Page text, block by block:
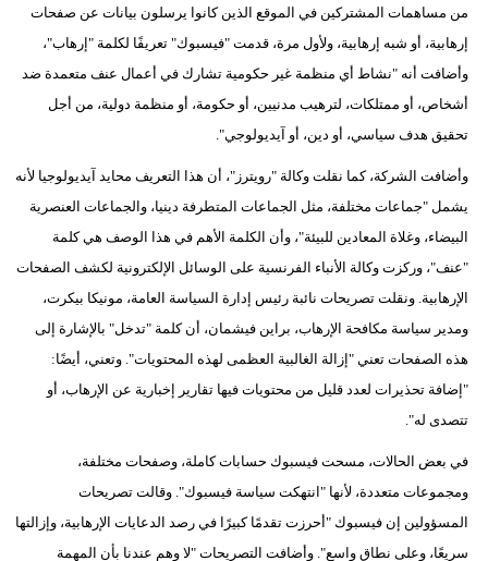
من مساهمات المشتركين في الموقع الذين كانوا يرسلون بيانات عن صفحات
إرهابية، أو شبه إرهابية، ولأول مرة، قدمت "فيسبوك" تعريفًا لكلمة "إرهاب"،
وأضافت أنه "نشاط أي منظمة غير حكومية تشارك في أعمال عنف متعمدة ضد
أشخاص، أو ممتلكات، لترهيب مدنيين، أو حكومة، أو منظمة دولية، من أجل
تحقيق هدف سياسي، أو دين، أو آيديولوجي".
وأضافت الشركة، كما نقلت وكالة "رويترز"، أن هذا التعريف محايد آيديولوجيا لأنه
يشمل "جماعات مختلفة، مثل الجماعات المتطرفة دينيا، والجماعات العنصرية
البيضاء، وغلاة المعادين للبيئة"، وأن الكلمة الأهم في هذا الوصف هي كلمة
"عنف"، وركزت وكالة الأنباء الفرنسية على الوسائل الإلكترونية لكشف الصفحات
الإرهابية. ونقلت تصريحات نائبة رئيس إدارة السياسة العامة، مونيكا بيكرت،
ومدير سياسة مكافحة الإرهاب، براين فيشمان، أن كلمة "تدخل" بالإشارة إلى
هذه الصفحات تعني "إزالة الغالبية العظمى لهذه المحتويات". وتعني، أيضًا:
"إضافة تحذيرات لعدد قليل من محتويات فيها تقارير إخبارية عن الإرهاب، أو
تتصدى له".
في بعض الحالات، مسحت فيسبوك حسابات كاملة، وصفحات مختلفة،
ومجموعات متعددة، لأنها "انتهكت سياسة فيسبوك". وقالت تصريحات
المسؤولين إن فيسبوك "أحرزت تقدمًا كبيرًا في رصد الدعايات الإرهابية، وإزالتها
سريعًا، وعلى نطاق واسع". وأضافت التصريحات "لا وهم عندنا بأن المهمة